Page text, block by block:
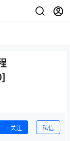
关注 私信